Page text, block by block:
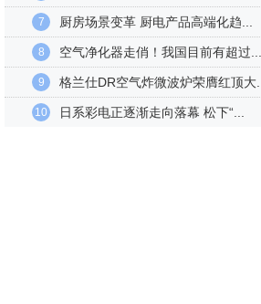
7 厨房场景变革 厨电产品高端化趋...
8 空气净化器走俏！我国目前有超过...
9 格兰仕DR空气炸微波炉荣膺红顶大...
10 日系彩电正逐渐走向落幕 松下“...